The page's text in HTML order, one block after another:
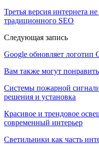
Третья версия интернета
традиционного SEO
Следующая запись
Google обновляет логотип
Вам также могут
Системы пожарной
решения и установка
Красивое и трендовое
современный интерьер
Светильники как часть